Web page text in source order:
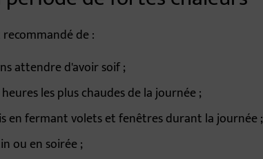
de :
attendre d'avoir soif ;
les plus chaudes de la journée ;
en fermant volets et fenêtres durant la journée ;
ou en soirée ;